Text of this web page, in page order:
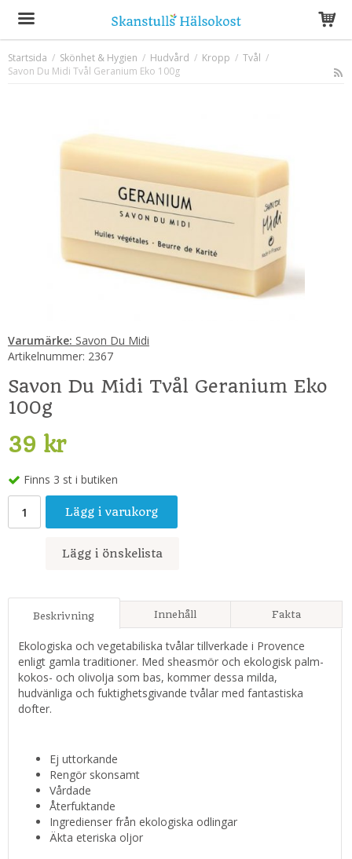
Produkten har blivit tillagd i varukorgen
Startsida / Skönhet & Hygien / Hudvård / Kropp / Tvål /
Savon Du Midi Tvål Geranium Eko 100g
Varumärke: Savon Du Midi
Artikelnummer: 2367
Savon Du Midi Tvål Geranium Eko
100g
39 kr
Finns 3 st i butiken
Lägg i varukorg
Lägg i önskelista
Beskrivning Innehåll Fakta
Ekologiska och vegetabiliska tvålar tillverkade i Provence
enligt gamla traditioner. Med sheasmör och ekologisk palm-
kokos- och olivolja som bas, kommer dessa milda,
hudvänliga och fuktighetsgivande tvålar med fantastiska
dofter.
Ej uttorkande
Rengör skonsamt
Vårdade
Återfuktande
Ingredienser från ekologiska odlingar
Äkta eteriska oljor